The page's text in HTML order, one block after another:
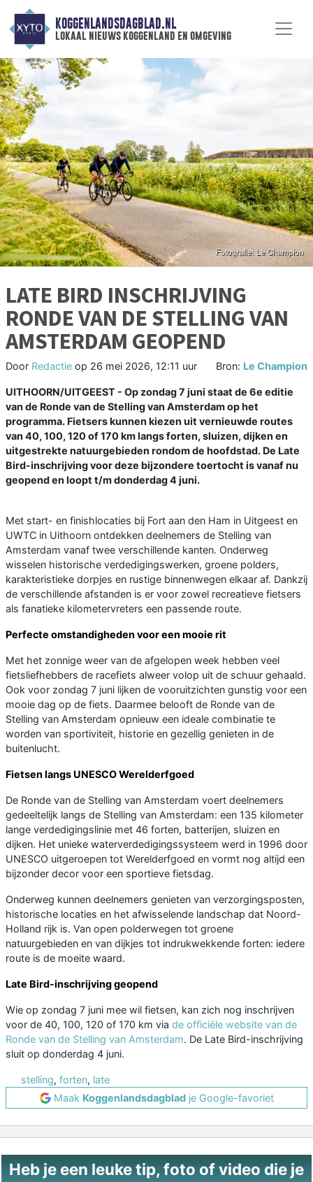
KOGGENLANDSDAGBLAD.NL
lokaal nieuws koggenland en omgeving
LATE BIRD INSCHRIJVING
RONDE VAN DE STELLING VAN
AMSTERDAM GEOPEND
Door Redactie op 26 mei 2026, 12:11 uur Bron: Le Champion
UITHOORN/UITGEEST - Op zondag 7 juni staat de 6e editie
van de Ronde van de Stelling van Amsterdam op het
programma. Fietsers kunnen kiezen uit vernieuwde routes
van 40, 100, 120 of 170 km langs forten, sluizen, dijken en
uitgestrekte natuurgebieden rondom de hoofdstad. De Late
Bird-inschrijving voor deze bijzondere toertocht is vanaf nu
geopend en loopt t/m donderdag 4 juni.
Met start- en finishlocaties bij Fort aan den Ham in Uitgeest en
UWTC in Uithoorn ontdekken deelnemers de Stelling van
Amsterdam vanaf twee verschillende kanten. Onderweg
wisselen historische verdedigingswerken, groene polders,
karakteristieke dorpjes en rustige binnenwegen elkaar af. Dankzij
de verschillende afstanden is er voor zowel recreatieve fietsers
als fanatieke kilometervreters een passende route.
Perfecte omstandigheden voor een mooie rit
Met het zonnige weer van de afgelopen week hebben veel
fietsliefhebbers de racefiets alweer volop uit de schuur gehaald.
Ook voor zondag 7 juni lijken de vooruitzichten gunstig voor een
mooie dag op de fiets. Daarmee belooft de Ronde van de
Stelling van Amsterdam opnieuw een ideale combinatie te
worden van sportiviteit, historie en gezellig genieten in de
buitenlucht.
Fietsen langs UNESCO Werelderfgoed
De Ronde van de Stelling van Amsterdam voert deelnemers
gedeeltelijk langs de Stelling van Amsterdam: een 135 kilometer
lange verdedigingslinie met 46 forten, batterijen, sluizen en
dijken. Het unieke waterverdedigingssysteem werd in 1996 door
UNESCO uitgeroepen tot Werelderfgoed en vormt nog altijd een
bijzonder decor voor een sportieve fietsdag.
Onderweg kunnen deelnemers genieten van verzorgingsposten,
historische locaties en het afwisselende landschap dat Noord-
Holland rijk is. Van open polderwegen tot groene
natuurgebieden en van dijkjes tot indrukwekkende forten: iedere
route is de moeite waard.
Late Bird-inschrijving geopend
Wie op zondag 7 juni mee wil fietsen, kan zich nog inschrijven
voor de 40, 100, 120 of 170 km via de officiële website van de
Ronde van de Stelling van Amsterdam. De Late Bird-inschrijving
sluit op donderdag 4 juni.
stelling, forten, late
Maak Koggenlandsdagbladje Google-favoriet
Heb je een leuke tip, foto of video die je